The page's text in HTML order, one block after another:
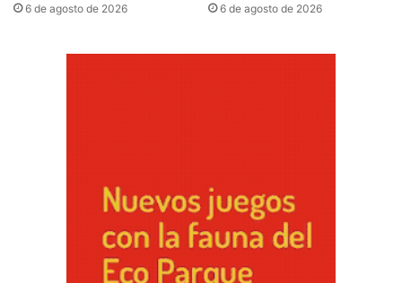
6 de agosto de 2026 6 de agosto de 2026